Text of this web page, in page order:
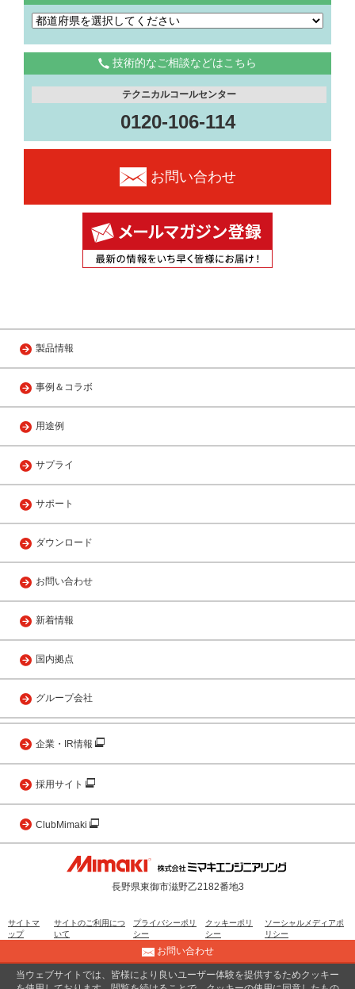
技術的なご相談などはこちら
テクニカルコールセンター
0120-106-114
お問い合わせ
製品情報
事例＆コラボ
用途例
サプライ
サポート
ダウンロード
お問い合わせ
新着情報
国内拠点
グループ会社
企業・IR情報
採用サイト
ClubMimaki
長野県東御市滋野乙2182番地3
サイトマ
ップ
サイトのご利用につ
いて
プライバシーポリ
シー
クッキーポリ
シー
ソーシャルメディアポ
リシー
© 2001 MIMAKI ENGINEERING CO., LTD.
お問い合わせ
当ウェブサイトでは、皆様により良いユーザー体験を提供するためクッキー